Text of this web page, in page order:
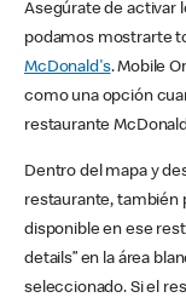
Asegúrate de activar
podamos mostrarte
McDonald's. Mobile
como una opción
restaurante
Dentro del mapa y
restaurante, también
disponible en ese
details” en la área
seleccionado. Si el